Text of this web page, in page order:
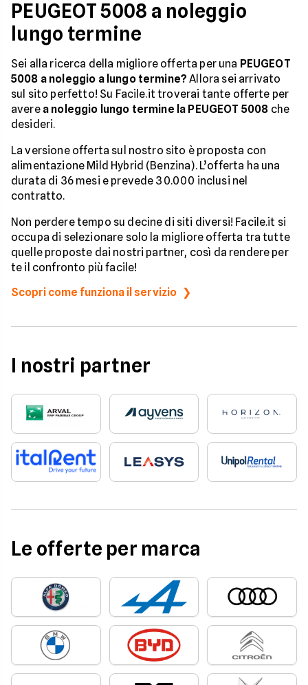
PEUGEOT 5008 a noleggio
lungo termine
Sei alla ricerca della migliore offerta per una PEUGEOT
5008 a noleggio a lungo termine? Allora sei arrivato
sul sito perfetto! Su Facile.it troverai tante offerte per
avere a noleggio lungo termine la PEUGEOT 5008 che
desideri.
La versione offerta sul nostro sito è proposta con
alimentazione Mild Hybrid (Benzina). L’offerta ha una
durata di 36 mesi e prevede 30.000 inclusi nel
contratto.
Non perdere tempo su decine di siti diversi! Facile.it si
occupa di selezionare solo la migliore offerta tra tutte
quelle proposte dai nostri partner, così da rendere per
te il confronto più facile!
Scopri come funziona il servizio
I nostri partner
Le offerte per marca